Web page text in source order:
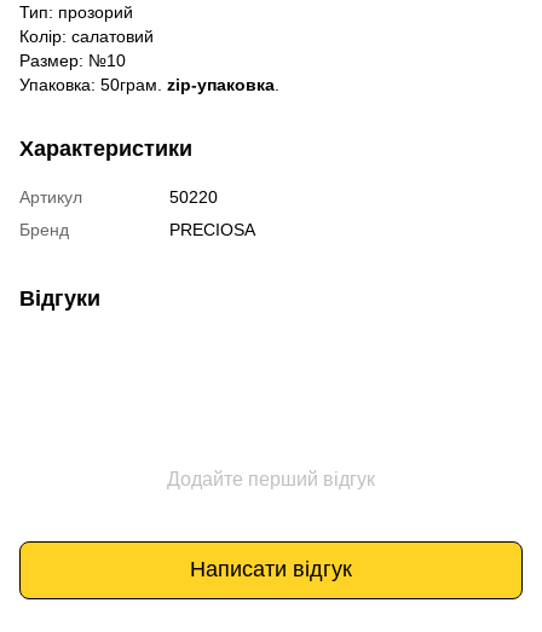
Тип: прозорий
Колір: салатовий
Размер: №10
Упаковка: 50грам. zip-упаковка
Характеристики
Артикул
50220
Бренд
PRECIOSA
Відгуки
Додайте перший відгук
Написати відгук